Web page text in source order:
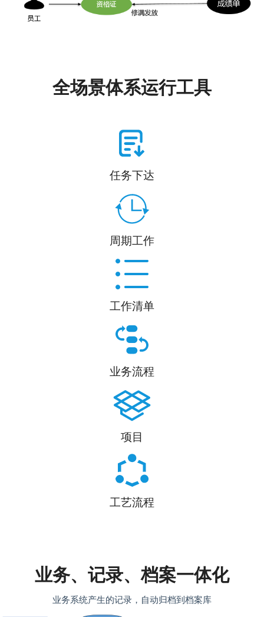
全场景体系运行工具
任务下达
周期工作
工作清单
业务流程
项目
工艺流程
业务、记录、档案一体化
业务系统产生的记录，自动归档到档案库